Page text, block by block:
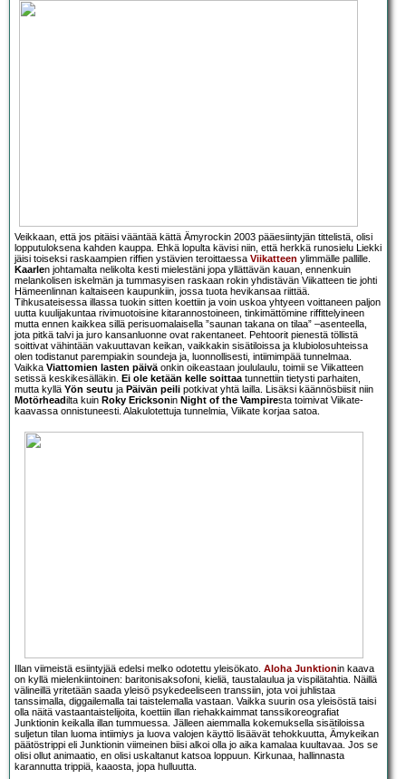
Veikkaan, että jos pitäisi vääntää kättä Ämyrockin 2003 pääesiintyjän tittelistä, olisi
lopputuloksena kahden kauppa. Ehkä lopulta kävisi niin, että herkkä runosielu Liekki
jäisi toiseksi raskaampien riffien ystävien teroittaessa Viikatteen ylimmälle pallille.
Kaarlen johtamalta nelikolta kesti mielestäni jopa yllättävän kauan, ennenkuin
melankolisen iskelmän ja tummasyisen raskaan rokin yhdistävän Viikatteen tie johti
Hämeenlinnan kaltaiseen kaupunkiin, jossa tuota hevikansaa riittää.
Tihkusateisessa illassa tuokin sitten koettiin ja voin uskoa yhtyeen voittaneen paljon
uutta kuulijakuntaa rivimuotoisine kitarannostoineen, tinkimättömine riffittelyineen
mutta ennen kaikkea sillä perisuomalaisella ”saunan takana on tilaa” –asenteella,
jota pitkä talvi ja juro kansanluonne ovat rakentaneet. Pehtoorit pienestä töllistä
soittivat vähintään vakuuttavan keikan, vaikkakin sisätiloissa ja klubiolosuhteissa
olen todistanut parempiakin soundeja ja, luonnollisesti, intiimimpää tunnelmaa.
Vaikka Viattomien lasten päiväonkin oikeastaan joululaulu, toimii se Viikatteen
setissä keskikesälläkin. Ei ole ketään kelle soittaatunnettiin tietysti parhaiten,
mutta kyllä Yön seutu ja Päivän peili potkivat yhtä lailla. Lisäksi käännösbiisit niin
Motörheadilta kuin Roky Ericksonin Night of the Vampiresta toimivat Viikate-
kaavassa onnistuneesti. Alakulotettuja tunnelmia, Viikate korjaa satoa.
Illan viimeistä esiintyjää edelsi melko odotettu yleisökato. Aloha Junktionin kaava
on kyllä mielenkiintoinen: baritonisaksofoni, kieliä, taustalaulua ja vispilätahtia. Näillä
välineillä yritetään saada yleisö psykedeeliseen transsiin, jota voi juhlistaa
tanssimalla, diggailemalla tai taistelemalla vastaan. Vaikka suurin osa yleisöstä taisi
olla näitä vastaantaistelijoita, koettiin illan riehakkaimmat tanssikoreografiat
Junktionin keikalla illan tummuessa. Jälleen aiemmalla kokemuksella sisätiloissa
suljetun tilan luoma intiimiys ja luova valojen käyttö lisäävät tehokkuutta, Ämykeikan
päätöstrippi eli Junktionin viimeinen biisi alkoi olla jo aika kamalaa kuultavaa. Jos se
olisi ollut animaatio, en olisi uskaltanut katsoa loppuun. Kirkunaa, hallinnasta
karannutta trippiä, kaaosta, jopa hulluutta.